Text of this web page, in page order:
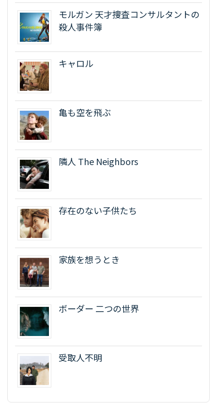
モルガン 天才捜査コンサルタントの
殺人事件簿
キャロル
亀も空を飛ぶ
隣人 The Neighbors
存在のない子供たち
家族を想うとき
ボーダー 二つの世界
受取人不明